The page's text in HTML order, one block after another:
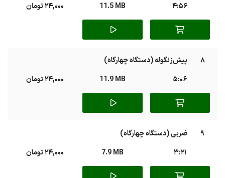
4:56
11.5 MB 24,000 تومان
8
پیش‌زنگوله (دستگاه چهارگاه)
5:06
11.9 MB 24,000 تومان
9
ضربی (دستگاه چهارگاه)
3:21
7.9 MB 24,000 تومان